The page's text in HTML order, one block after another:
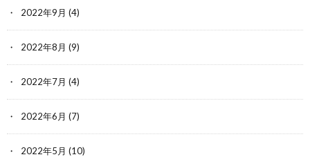
2022年9月 (4)
2022年8月 (9)
2022年7月 (4)
2022年6月 (7)
2022年5月 (10)